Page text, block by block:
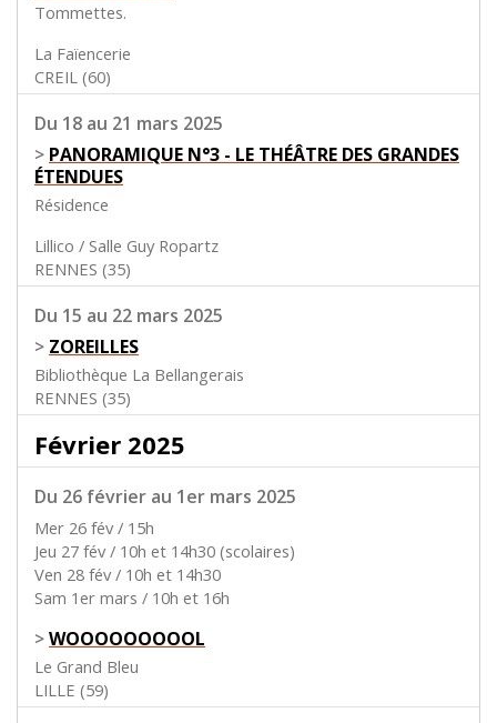
Tommettes.
La Faïencerie
CREIL (60)
Du 18 au 21 mars 2025
> PANORAMIQUE N°3 - LE THÉÂTRE DES GRANDES
ÉTENDUES
Résidence
Lillico / Salle Guy Ropartz
RENNES (35)
Du 15 au 22 mars 2025
> ZOREILLES
Bibliothèque La Bellangerais
RENNES (35)
Février 2025
Du 26 février au 1er mars 2025
Mer 26 fév / 15h
Jeu 27 fév / 10h et 14h30 (scolaires)
Ven 28 fév / 10h et 14h30
Sam 1er mars / 10h et 16h
>WOOOOOOOOOL
Le Grand Bleu
LILLE (59)